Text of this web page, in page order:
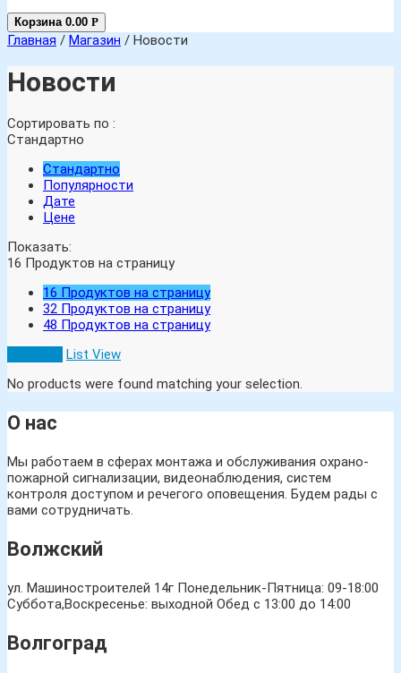
Корзина 0.00 Р
Главная / Магазин / Новости
Новости
Сортировать по :
Стандартно
Стандартно
Популярности
Дате
Цене
Показать:
16 Продуктов на страницу
16 Продуктов на страницу
32 Продуктов на страницу
48 Продуктов на страницу
List View
No products were found matching your selection.
О нас
Мы работаем в сферах монтажа и обслуживания охрано-
пожарной сигнализации, видеонаблюдения, систем
контроля доступом и речегого оповещения. Будем рады с
вами сотрудничать.
Волжский
ул. Машиностроителей 14г Понедельник-Пятница: 09-18:00
Суббота,Воскресенье: выходной Обед с 13:00 до 14:00
Волгоград